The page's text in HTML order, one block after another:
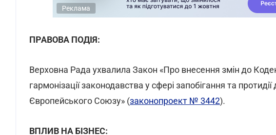
Реклама
ПРАВОВА ПОДІЯ:
Верховна Рада ухвалила Закон «Про внесення змін до
гармонізації законодавства у сфері запобігання та протидії
Європейського Союзу» (законопроект № 3442).
ВПЛИВ НА БІЗНЕС: